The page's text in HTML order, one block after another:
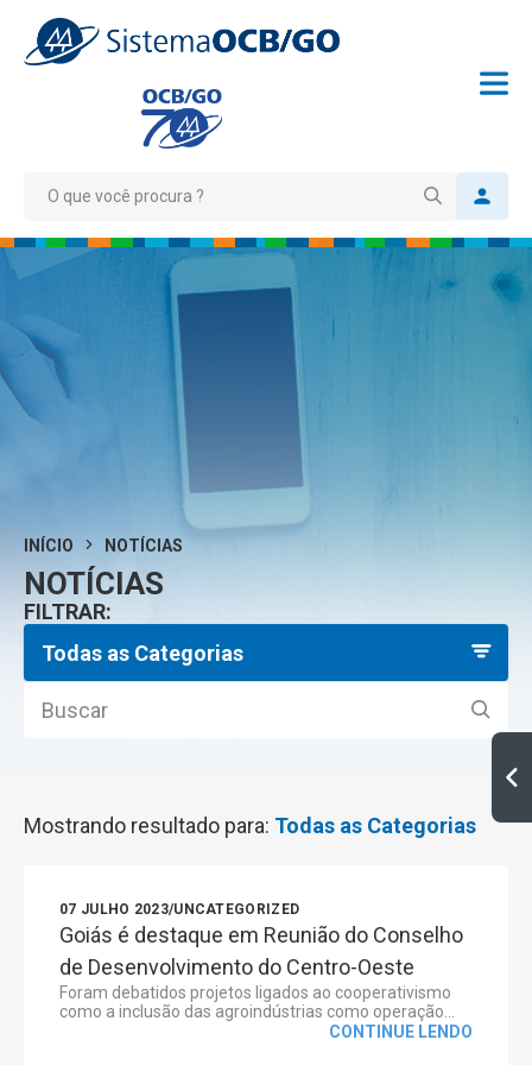
INÍCIO NOTÍCIAS
NOTÍCIAS
FILTRAR:
Todas as Categorias
Mostrando resultado para: Todas as Categorias
07 JULHO 2023/UNCATEGORIZED
Goiás é destaque em Reunião do Conselho
de Desenvolvimento do Centro-Oeste
Foram debatidos projetos ligados ao cooperativismo
como a inclusão das agroindústrias como operação...
CONTINUE LENDO